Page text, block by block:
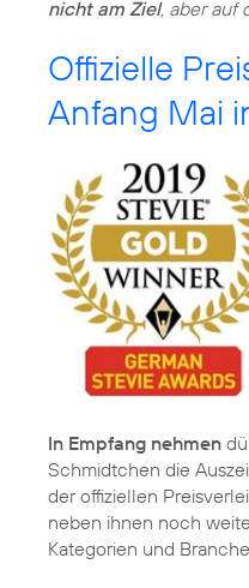
nicht am Ziel, aber auf
Offizielle
Anfang Mai
In Empfang nehmen
Schmidtchen die
der offiziellen
neben ihnen noch
Kategorien und